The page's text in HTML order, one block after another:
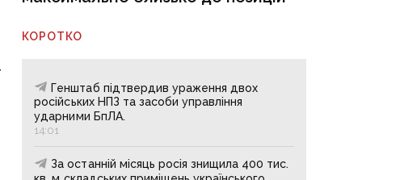
КОРОТКО
Генштаб підтвердив ураження двох
російських НПЗ та засоби управління
ударними БпЛА.
14:01
За останній місяць росія знищила 400 тис.